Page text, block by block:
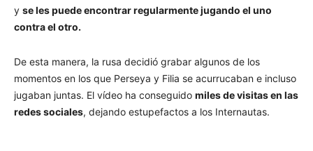
y se les puede encontrar regularmente jugando el uno
contra el otro.
De esta manera, la rusa decidió grabar algunos de los
momentos en los que Perseya y Filia se acurrucaban e incluso
jugaban juntas. El vídeo ha conseguido miles de visitas en las
redes sociales, dejando estupefactos a los Internautas.